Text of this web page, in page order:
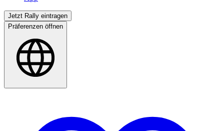
Jetzt Rally eintragen
Präferenzen öffnen